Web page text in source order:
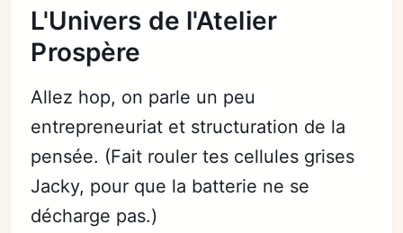
L'Univers de l'Atelier
Prospère
Allez hop, on parle un peu
entrepreneuriat et structuration de la
pensée. (Fait rouler tes cellules grises
Jacky, pour que la batterie ne se
décharge pas.)